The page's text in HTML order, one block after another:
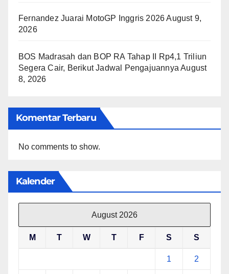
Fernandez Juarai MotoGP Inggris 2026 August 9,
2026
BOS Madrasah dan BOP RA Tahap II Rp4,1 Triliun
Segera Cair, Berikut Jadwal Pengajuannya August
8, 2026
Komentar Terbaru
No comments to show.
Kalender
August 2026
M T W T F S S
1 2